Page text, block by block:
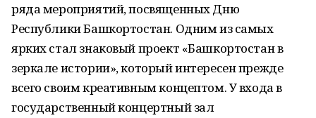
ряда мероприятий, посвященных Дню
Республики Башкортостан. Одним из самых
ярких стал знаковый проект «Башкортостан в
зеркале истории», который интересен прежде
всего своим креативным концептом. У входа в
государственный концертный зал